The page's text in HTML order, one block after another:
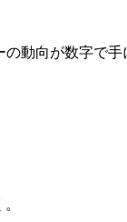
の動向が数字で手